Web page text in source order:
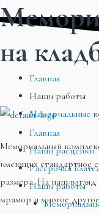
Перейти
к
Меню
Главная
Наши расценки
Рассрочка
Наши работы
Меню
Меню
на
Главная
Наши работы
Мемориальные
Мемориальный
имеющих стандартное
размера. На наш
мрамор и многое